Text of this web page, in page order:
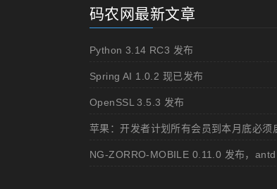
码农网最新文章
Python 3.14 RC3 发布
Spring AI 1.0.2 现已发布
OpenSSL 3.5.3 发布